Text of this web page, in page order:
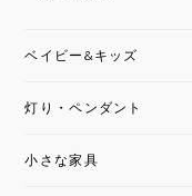
ベイビー&キッズ
灯り・ペンダント
小さな家具